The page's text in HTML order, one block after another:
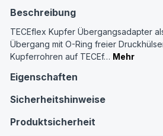
Beschreibung
TECEflex Kupfer Übergangsadapter
Übergang mit O-Ring freier
Kupferrohren auf TECEf… Mehr
Eigenschaften
Sicherheitshinweise
Produktsicherheit